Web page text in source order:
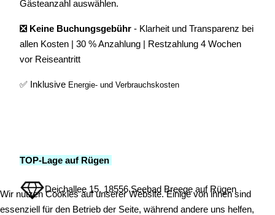
Gästeanzahl auswählen.
❎ Keine Buchungsgebühr - Klarheit und Transparenz bei
allen Kosten | 30 % Anzahlung | Restzahlung 4 Wochen
vor Reiseantritt
✅ Inklusive Energie- und Verbrauchskosten
TOP-Lage auf Rügen
Deichallee 15, 18556 Seebad Breege auf Rügen
Wir nutzen Cookies auf unserer Website. Einige von ihnen sind
essenziell für den Betrieb der Seite, während andere uns helfen,